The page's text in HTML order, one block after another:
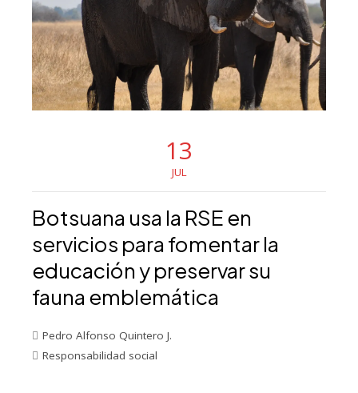
13
JUL
Botsuana usa la RSE en
servicios para fomentar la
educación y preservar su
fauna emblemática
Pedro Alfonso Quintero J.
Responsabilidad social